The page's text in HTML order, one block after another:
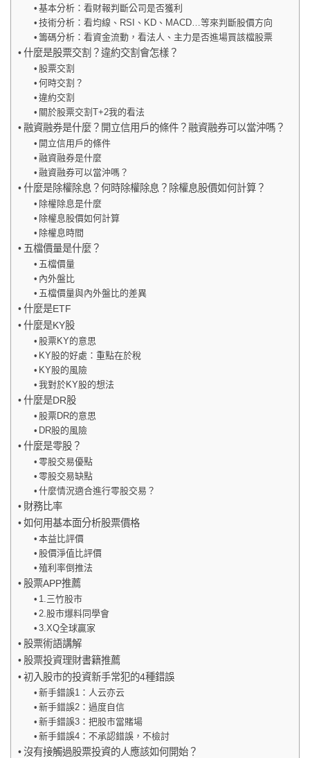
基本分析：看財報判斷公司是否獲利
技術分析：看均線、RSI、KD、MACD…等來判斷股價方向
籌碼分析：看資金流動，看法人、主力是否進場買該檔股票
什麼是股票交割？違約交割會怎樣？
股票交割
何時交割？
違約交割
關於股票交割T+2我的看法
融資融券是什麼？開立信用戶的條件？融資融券可以當沖嗎？
開立信用戶的條件
融資融券是什麼
融資融券可以當沖嗎？
什麼是除權除息？何時除權除息？除權息股價如何計算？
除權除息是什麼
除權息股價如何計算
除權息時間
五檔價量是什麼？
五檔價量
內外盤比
五檔價量與內外盤比的差異
什麼是ETF
什麼是KY股
股票KY的意思
KY股的好處：重點在於稅
KY股的風險
我對於KY股的想法
什麼是DR股
股票DR的意思
DR股的風險
什麼是零股？
零股交易優點
零股交易缺點
什麼情況適合進行零股交易？
財務比率
如何用基本面分析股票價格
本益比評價
股價淨值比評價
殖利率倒推法
股票APP推薦
1.三竹股市
2.股市爆料同學會
3.XQ全球贏家
股票術語講解
股票投資理財書籍推薦
初入股市的投資新手常犯的4種錯誤
新手錯誤1：人云亦云
新手錯誤2：過度自信
新手錯誤3：把股市當賭場
新手錯誤4：不承認錯誤，不檢討
沒有接觸過股票投資的人應該如何開始？